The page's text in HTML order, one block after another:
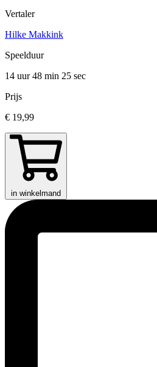
Vertaler
Hilke Makkink
Speelduur
14 uur 48 min 25 sec
Prijs
€ 19,99
in winkelmand